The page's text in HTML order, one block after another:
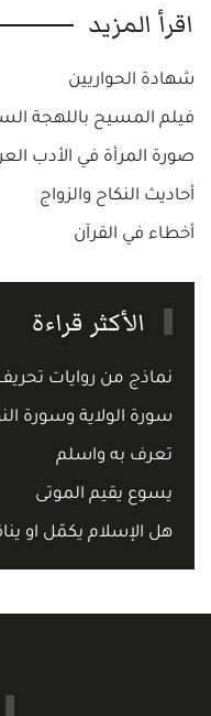
اقرأ المزيد
شهادة الحواريين
فيلم المسيح باللهجة
صورة المرأة في الأدب
أحاديث النكاح والزواج
أخطاء في القرآن
الأكثر قراءة
نماذج من روايات
سورة الولاية وسورة
تعرف به واسلم
يسوع يقيم الموتى
هل الإسلام يكمّل او